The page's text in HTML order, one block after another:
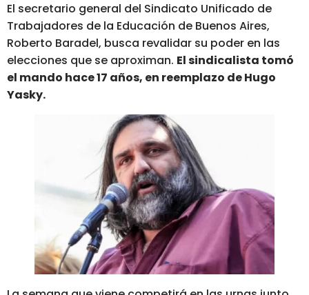
El secretario general del Sindicato Unificado de
Trabajadores de la Educación de Buenos Aires,
Roberto Baradel, busca revalidar su poder en las
elecciones que se aproximan. El sindicalista tomó
el mando hace 17 años, en reemplazo de Hugo
Yasky.